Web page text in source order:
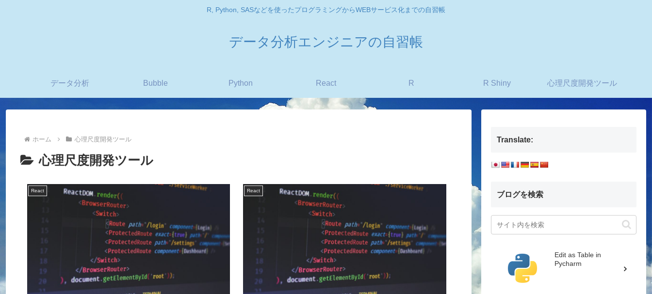
R, Python, SASなどを使ったプログラミングからWEBサービス化までの自習帳
データ分析エンジニアの自習帳
データ分析 Bubble Python React R R Shiny 心理尺度開発ツール
ホーム 心理尺度開発ツール
心理尺度開発ツール
React React
Translate:
ブログを検索
Edit as Table in
Pycharm